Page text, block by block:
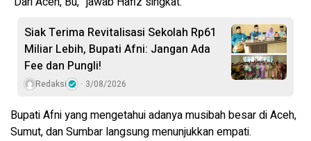
Siak Terima Revitalisasi Sekolah Rp61
Miliar Lebih, Bupati Afni: Jangan Ada
Fee dan Pungli!
Redaksi 3/08/2026
Bupati Afni yang mengetahui adanya musibah besar di Aceh,
Sumut, dan Sumbar langsung menunjukkan empati.